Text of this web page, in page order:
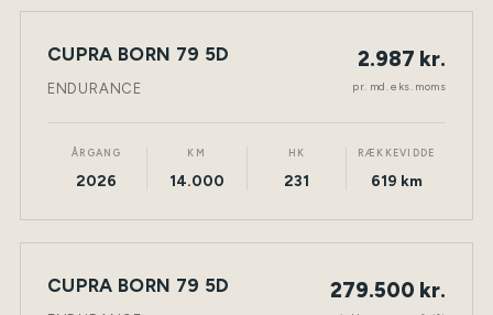
LEASING NY BIL TØNDER
CUPRA BORN 79 5D
ENDURANCE
2.987 kr.
pr. md. eks. moms
ÅRGANG
2026
KM
14.000
HK
231
RÆKKEVIDDE
619 km
NY BIL ELEKTRISK TØNDER
CUPRA BORN 79 5D 279.500 kr.